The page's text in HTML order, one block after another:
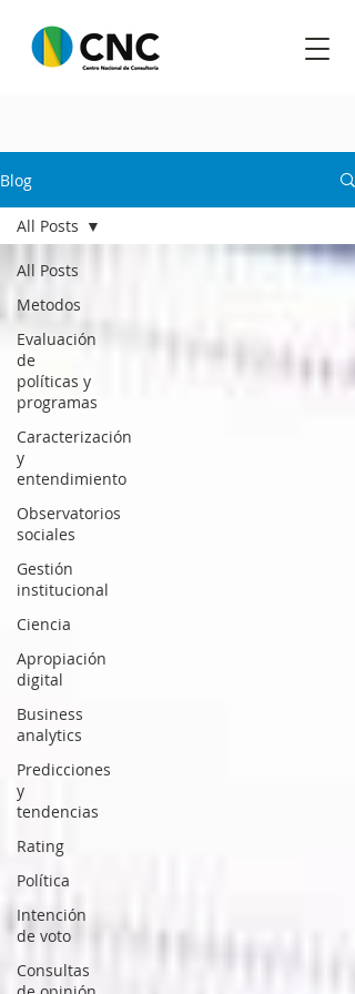
Blog
All Posts
Metodos
Evaluación
de
políticas y
programas
Caracterización
y
entendimiento
Observatorios
sociales
Gestión
institucional
Ciencia
Apropiación
digital
Business
analytics
Predicciones
y
tendencias
Rating
Política
Intención
de voto
Consultas
All Posts